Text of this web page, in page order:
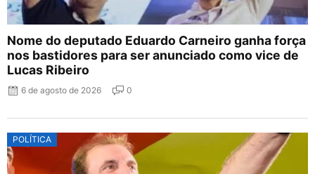
Nome do deputado Eduardo Carneiro ganha força
nos bastidores para ser anunciado como vice de
Lucas Ribeiro
6 de agosto de 2026 0
POLÍTICA